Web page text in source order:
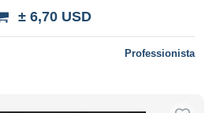
± 6,70 USD
Professionista